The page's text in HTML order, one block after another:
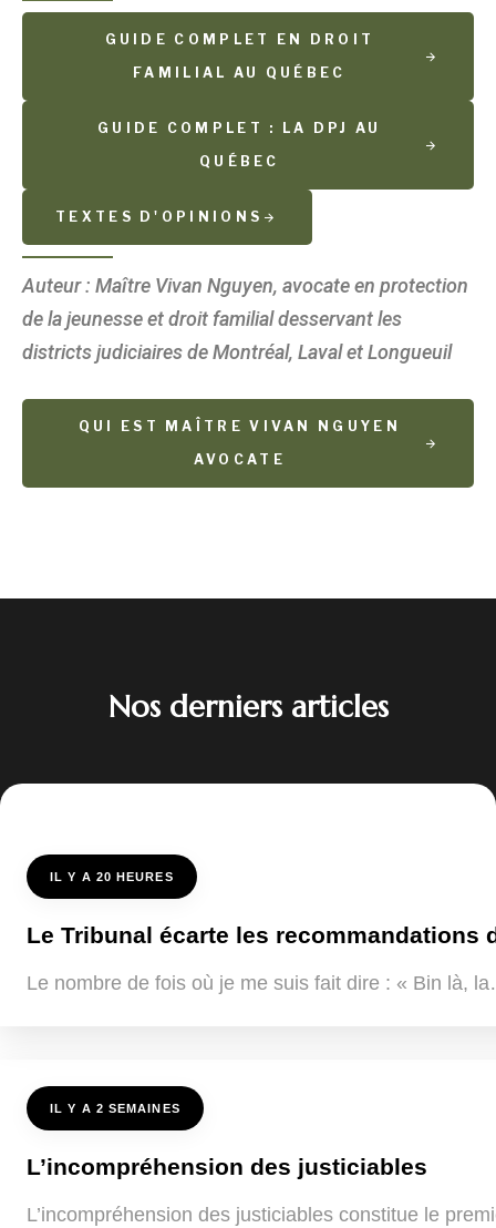
GUIDE COMPLET EN DROIT
FAMILIAL AU QUÉBEC
GUIDE COMPLET : LA DPJ AU
QUÉBEC
TEXTES D'OPINIONS
Auteur : Maître Vivan Nguyen, avocate en protection
de la jeunesse et droit familial desservant les
districts judiciaires de Montréal, Laval et Longueuil
QUI EST MAÎTRE VIVAN NGUYEN
AVOCATE
Nos derniers articles
IL Y A 20 HEURES
Le Tribunal écarte les recommandations
Le nombre de fois où je me suis fait dire : « Bin là,
IL Y A 2 SEMAINES
L’incompréhension des justiciables
L’incompréhension des justiciables constitue le